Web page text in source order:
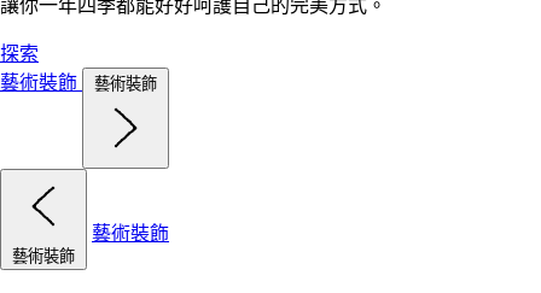
讓你一年四季都能好好呵護自己的完美方式。
探索
藝術裝飾
藝術裝飾
藝術裝飾
藝術裝飾